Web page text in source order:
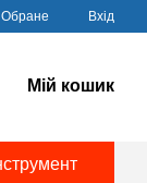
Обране Вхід
Мій кошик